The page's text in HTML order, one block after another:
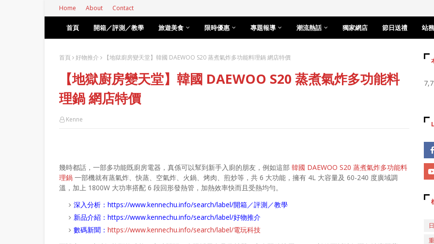
Home About Contact
首頁 開箱／評測／教學 旅遊美食 限時優惠 專題報導 潮流熱話 獨家網店 節日送禮 站
首頁 好物推介 【地獄廚房變天堂】韓國 DAEWOO S20 蒸煮氣炸多功能料理鍋 網店特價
【地獄廚房變天堂】韓國 DAEWOO S20 蒸煮氣炸多功能料
理鍋 網店特價
Kenne
幾時都話，一部多功能既廚房電器，真係可以幫到新手入廚的朋友，例如這部 韓國 DAEWOO S20 蒸煮氣炸多功能料
理鍋 一部機就有蒸氣炸、快蒸、空氣炸、火鍋、烤肉、煎炒等，共 6 大功能，擁有 4L 大容量及 60-240 度廣域調
溫，加上 1800W 大功率搭配 6 段回形發熱管，加熱效率快而且受熱均勻。
深入分析： https://www.kennechu.info/search/label/開箱／評測／教學
新品介紹： https://www.kennechu.info/search/label/好物推介
數碼新聞： https://www.kennechu.info/search/label/電玩科技